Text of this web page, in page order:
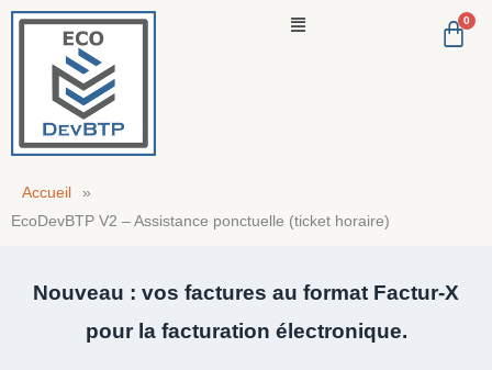
Aller
contenu
Menu
Accueil
»
EcoDevBTP V2 – Assistance ponctuelle (ticket horaire)
Nouveau : vos factures au format Factur-X
pour la facturation électronique.